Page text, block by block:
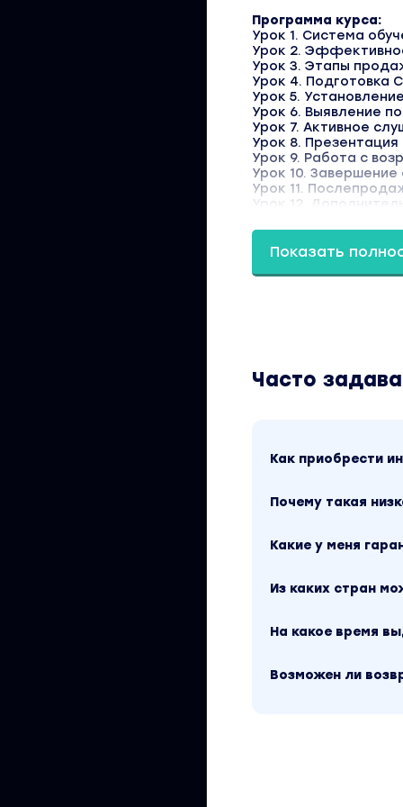
Программа курса:
Урок 1. Система
Урок 2.
Урок 3. Этапы
Урок 4. Подготовка
Урок 5.
Урок 6. Выявление
Урок 7. Активное
Урок 8. Презентация
Урок 9. Работа с
Урок 10. Завершение
Урок 11.
Урок 12.
Урок 14. Почему МПП
Урок 15.
Урок 17. Портфолио
Урок 23. Виды
Урок 24. Копирайтинг
содержимого,
относится к 2022
материалы
Показать
Часто
Как приобрести
Почему такая
Какие у меня
Из каких стран
На какое время
Возможен ли